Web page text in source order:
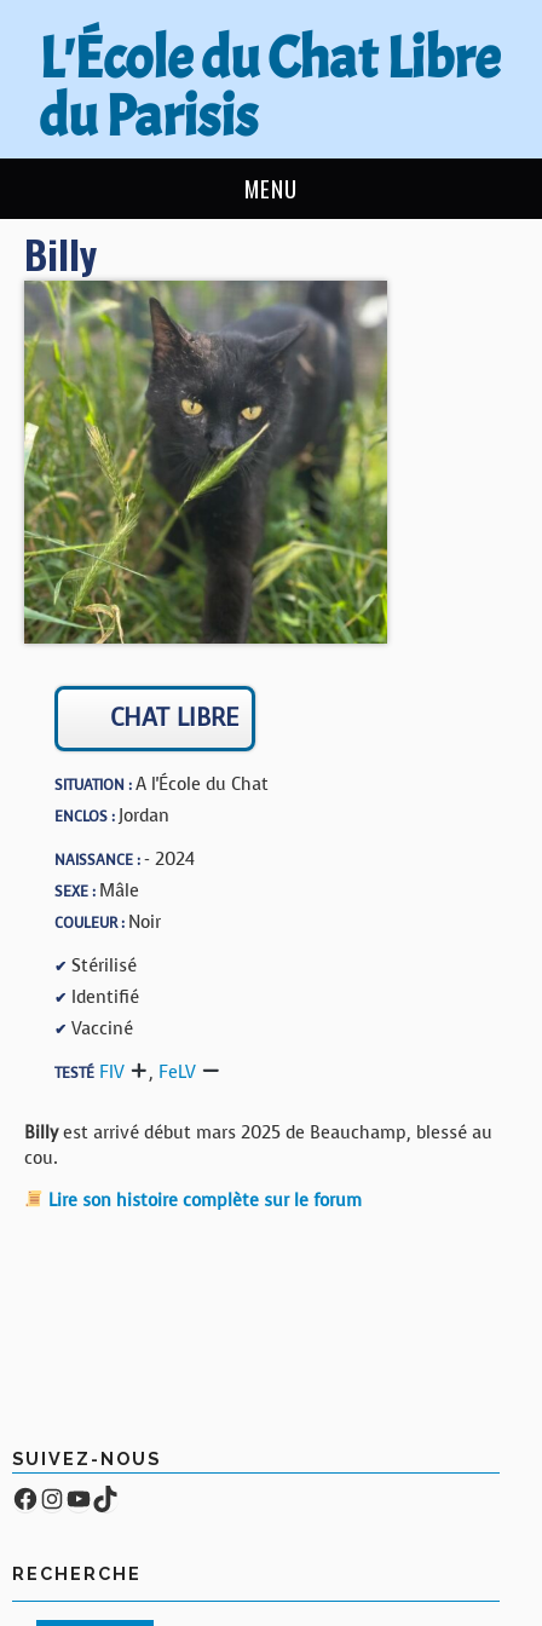
L'École du Chat Libre
du Parisis
MENU
L’ÉCOLE DU CHAT
ACTUALITÉS
ADOPTER
NOUS AIDER
CONTACT
BOUTIQUE
FORUM
Billy
CHAT LIBRE
SITUATION :A l'École du Chat
ENCLOS : Jordan
NAISSANCE :- 2024
SEXE : Mâle
COULEUR : Noir
✔ Stérilisé
✔ Identifié
✔ Vacciné
TESTÉ FIV , FeLV
Billyest arrivé début mars 2025 de Beauchamp, blessé au
cou.
Lire son histoire complète sur le forum
SUIVEZ-NOUS
Facebook
Compte Instagram
YouTube
TikTok
RECHERCHE